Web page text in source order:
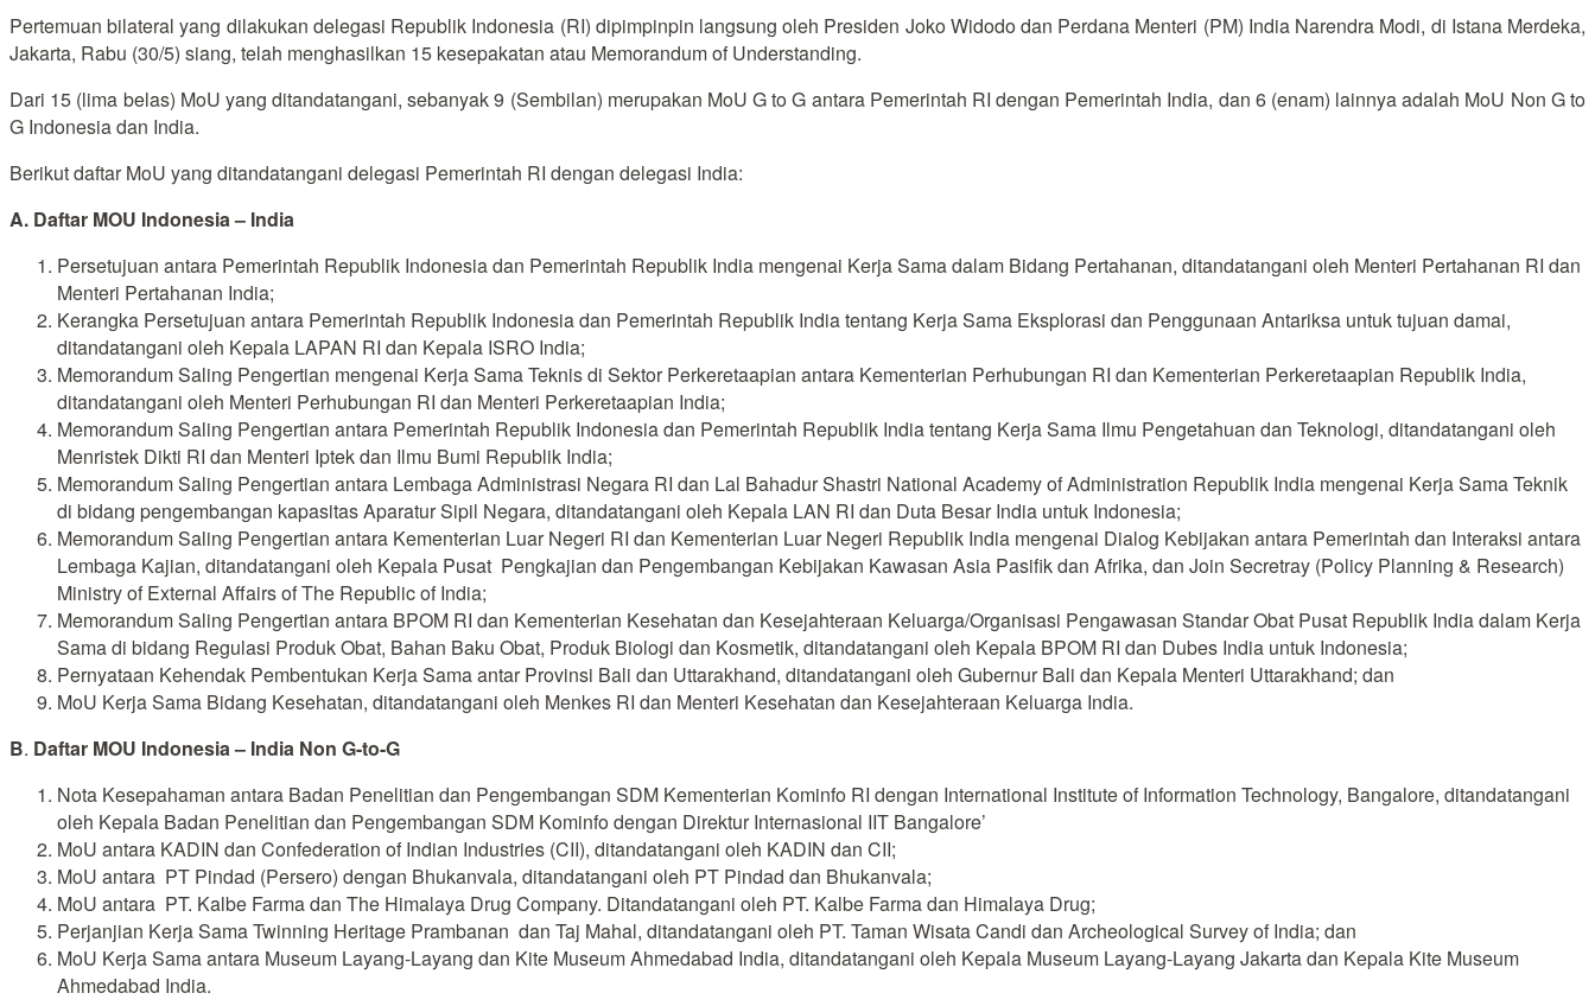
Pertemuan bilateral yang dilakukan delegasi Republik Indonesia (RI) dipimpinpin langsung oleh Presiden Joko Widodo dan Perdana Menteri (PM) India Narendra Modi, di Istana Merdeka,
Jakarta, Rabu (30/5) siang, telah menghasilkan 15 kesepakatan atau Memorandum of Understanding.
Dari 15 (lima belas) MoU yang ditandatangani, sebanyak 9 (Sembilan) merupakan MoU G to G antara Pemerintah RI dengan Pemerintah India, dan 6 (enam) lainnya adalah MoU Non G to
G Indonesia dan India.
Berikut daftar MoU yang ditandatangani delegasi Pemerintah RI dengan delegasi India:
A. Daftar MOU Indonesia – India
Persetujuan antara Pemerintah Republik Indonesia dan Pemerintah Republik India mengenai Kerja Sama dalam Bidang Pertahanan, ditandatangani oleh Menteri Pertahanan RI dan
Menteri Pertahanan India;
Kerangka Persetujuan antara Pemerintah Republik Indonesia dan Pemerintah Republik India tentang Kerja Sama Eksplorasi dan Penggunaan Antariksa untuk tujuan damai,
ditandatangani oleh Kepala LAPAN RI dan Kepala ISRO India;
Memorandum Saling Pengertian mengenai Kerja Sama Teknis di Sektor Perkeretaapian antara Kementerian Perhubungan RI dan Kementerian Perkeretaapian Republik India,
ditandatangani oleh Menteri Perhubungan RI dan Menteri Perkeretaapian India;
Memorandum Saling Pengertian antara Pemerintah Republik Indonesia dan Pemerintah Republik India tentang Kerja Sama Ilmu Pengetahuan dan Teknologi, ditandatangani oleh
Menristek Dikti RI dan Menteri Iptek dan Ilmu Bumi Republik India;
Memorandum Saling Pengertian antara Lembaga Administrasi Negara RI dan Lal Bahadur Shastri National Academy of Administration Republik India mengenai Kerja Sama Teknik
di bidang pengembangan kapasitas Aparatur Sipil Negara, ditandatangani oleh Kepala LAN RI dan Duta Besar India untuk Indonesia;
Memorandum Saling Pengertian antara Kementerian Luar Negeri RI dan Kementerian Luar Negeri Republik India mengenai Dialog Kebijakan antara Pemerintah dan Interaksi antara
Lembaga Kajian, ditandatangani oleh Kepala Pusat Pengkajian dan Pengembangan Kebijakan Kawasan Asia Pasifik dan Afrika, dan Join Secretray (Policy Planning & Research)
Ministry of External Affairs of The Republic of India;
Memorandum Saling Pengertian antara BPOM RI dan Kementerian Kesehatan dan Kesejahteraan Keluarga/Organisasi Pengawasan Standar Obat Pusat Republik India dalam Kerja
Sama di bidang Regulasi Produk Obat, Bahan Baku Obat, Produk Biologi dan Kosmetik, ditandatangani oleh Kepala BPOM RI dan Dubes India untuk Indonesia;
Pernyataan Kehendak Pembentukan Kerja Sama antar Provinsi Bali dan Uttarakhand, ditandatangani oleh Gubernur Bali dan Kepala Menteri Uttarakhand; dan
MoU Kerja Sama Bidang Kesehatan, ditandatangani oleh Menkes RI dan Menteri Kesehatan dan Kesejahteraan Keluarga India.
B. Daftar MOU Indonesia – India Non G-to-G
Nota Kesepahaman antara Badan Penelitian dan Pengembangan SDM Kementerian Kominfo RI dengan International Institute of Information Technology, Bangalore, ditandatangani
oleh Kepala Badan Penelitian dan Pengembangan SDM Kominfo dengan Direktur Internasional IIT Bangalore’
MoU antara KADIN dan Confederation of Indian Industries (CII), ditandatangani oleh KADIN dan CII;
MoU antara PT Pindad (Persero) dengan Bhukanvala, ditandatangani oleh PT Pindad dan Bhukanvala;
MoU antara PT. Kalbe Farma dan The Himalaya Drug Company. Ditandatangani oleh PT. Kalbe Farma dan Himalaya Drug;
Perjanjian Kerja Sama Twinning Heritage Prambanan dan Taj Mahal, ditandatangani oleh PT. Taman Wisata Candi dan Archeological Survey of India; dan
MoU Kerja Sama antara Museum Layang-Layang dan Kite Museum Ahmedabad India, ditandatangani oleh Kepala Museum Layang-Layang Jakarta dan Kepala Kite Museum
Ahmedabad India.